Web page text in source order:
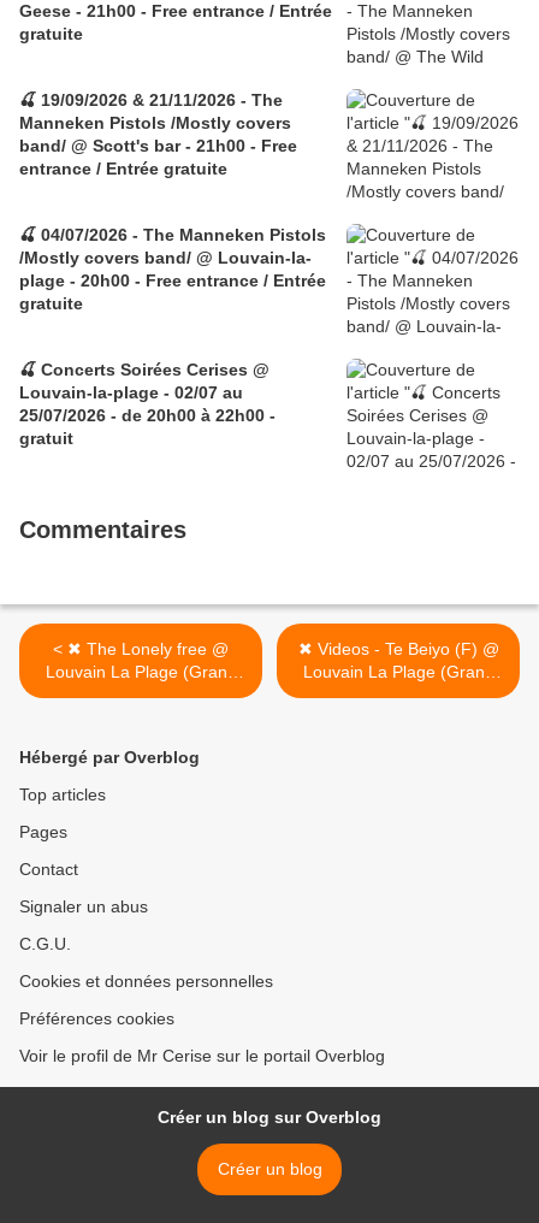
Geese - 21h00 - Free entrance / Entrée
gratuite
🍒 19/09/2026 & 21/11/2026 - The
Manneken Pistols /Mostly covers
band/ @ Scott's bar - 21h00 - Free
entrance / Entrée gratuite
🍒 04/07/2026 - The Manneken Pistols
/Mostly covers band/ @ Louvain-la-
plage - 20h00 - Free entrance / Entrée
gratuite
🍒 Concerts Soirées Cerises @
Louvain-la-plage - 02/07 au
25/07/2026 - de 20h00 à 22h00 -
gratuit
Commentaires
< ✖ The Lonely free @
Louvain La Plage (Grand
Place de Louvain-La-
✖ Videos - Te Beiyo (F) @
Louvain La Plage (Grand
Place de Louvain-La-
Hébergé par Overblog
Top articles
Pages
Contact
Signaler un abus
C.G.U.
Cookies et données personnelles
Préférences cookies
Voir le profil de Mr Cerise sur le portail Overblog
Créer un blog sur Overblog
Créer un blog